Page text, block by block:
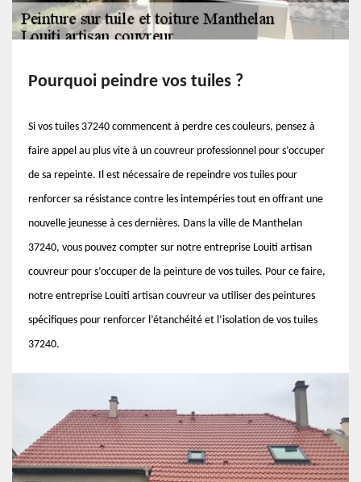
Pourquoi peindre vos tuiles ?
Si vos tuiles 37240 commencent à perdre ces couleurs, pensez à
faire appel au plus vite à un couvreur professionnel pour s’occuper
de sa repeinte. Il est nécessaire de repeindre vos tuiles pour
renforcer sa résistance contre les intempéries tout en offrant une
nouvelle jeunesse à ces dernières. Dans la ville de Manthelan
37240, vous pouvez compter sur notre entreprise Louiti artisan
couvreur pour s’occuper de la peinture de vos tuiles. Pour ce faire,
notre entreprise Louiti artisan couvreur va utiliser des peintures
spécifiques pour renforcer l’étanchéité et l’isolation de vos tuiles
37240.